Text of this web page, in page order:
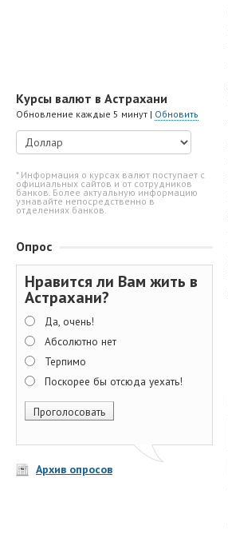
Курсы валют в Астрахани
Обновление каждые 5 минут | Обновить
* Информация о курсах валют поступает с
официальных сайтов и от сотрудников
банков. Более актуальную информацию
узнавайте непосредственно в
отделениях банков.
Опрос
Нравится ли Вам жить в
Астрахани?
Да, очень!
Абсолютно нет
Терпимо
Поскорее бы отсюда уехать!
Архив опросов